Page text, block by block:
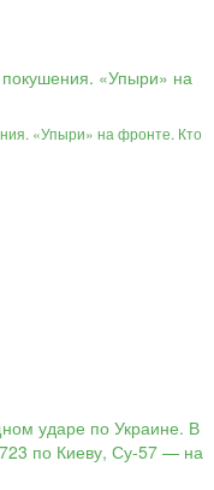
«Упыри» на фронте. Кто